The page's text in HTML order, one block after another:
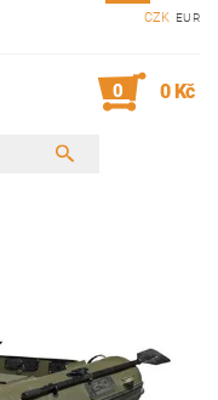
CZK EUR
0 0 Kč